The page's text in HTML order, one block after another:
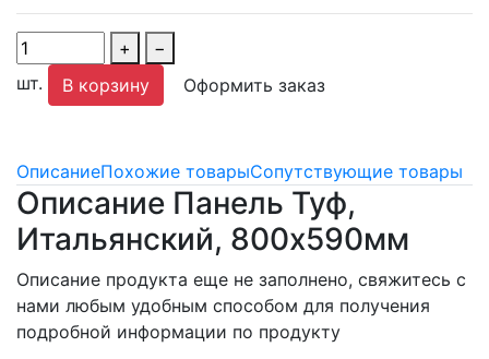
+
−
шт.
В корзину Оформить заказ
ОписаниеПохожие товарыСопутствующие товары
Описание Панель Туф,
Итальянский, 800х590мм
Описание продукта еще не заполнено, свяжитесь с
нами любым удобным способом для получения
подробной информации по продукту